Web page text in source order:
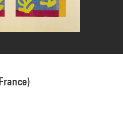
1b du panneau (haut et bas)
MNAM-CCI/G. Meguerditchian et Ph.